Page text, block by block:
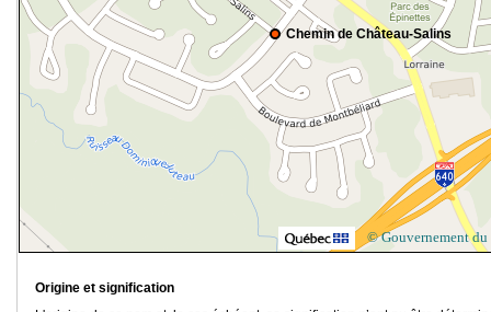
Chemin de Château-Salins
© Gouvernement du
Origine et signification